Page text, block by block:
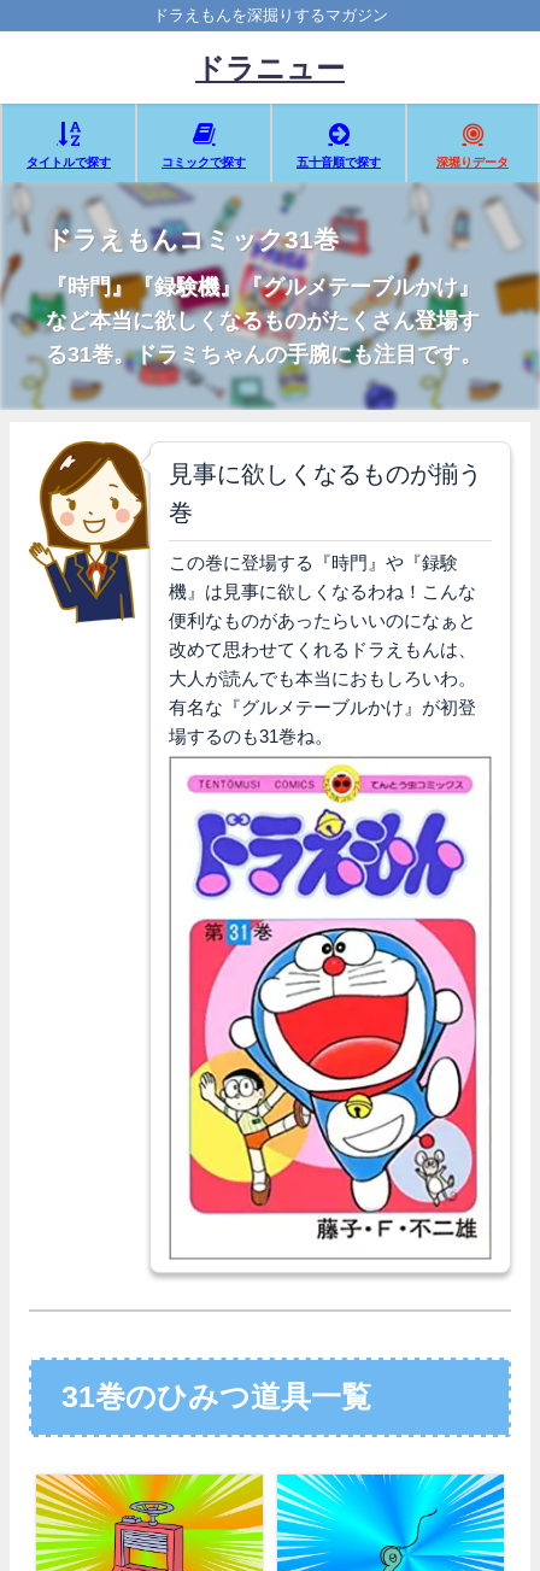
ドラえもんを深掘りするマガジン
ドラニュー
タイトルで探す コミックで探す 五十音順で探す 深堀りデータ
ドラえもんコミック31巻
『時門』『録験機』『グルメテーブルかけ』
など本当に欲しくなるものがたくさん登場す
る31巻。ドラミちゃんの手腕にも注目です。
見事に欲しくなるものが揃う
巻
この巻に登場する『時門』や『録験
機』は見事に欲しくなるわね！こんな
便利なものがあったらいいのになぁと
改めて思わせてくれるドラえもんは、
大人が読んでも本当におもしろいわ。
有名な『グルメテーブルかけ』が初登
場するのも31巻ね。
31巻のひみつ道具一覧